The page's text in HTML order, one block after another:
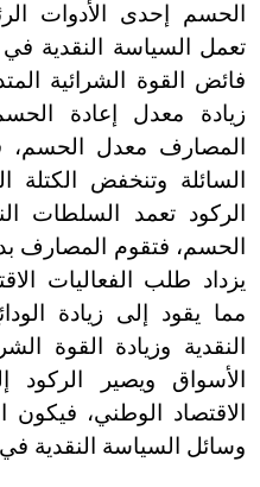
الحسم إحدى الأدوات
تعمل السياسة النقدية
فائض القوة الشرائية
زيادة معدل إعادة
المصارف معدل الحسم،
السائلة وتنخفض الكتلة
الركود تعمد السلطات
الحسم، فتقوم المصارف
يزداد طلب الفعاليات
مما يقود إلى زيادة
النقدية وزيادة القوة
الأسواق ويصير
الاقتصاد الوطني،
وسائل السياسة النقدية